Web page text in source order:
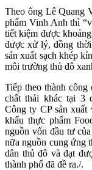
Theo ông Lê Quang
phẩm Vinh Anh thì
tiết kiệm được
được xử lý, đồng
sản xuất sạch khép
môi trường thủ đô
Tiếp theo thành
chất thải khác tại 3
Công ty CP sản
khẩu thực phẩm
nguồn vốn đầu tư
nữa nguồn cung ứng
dân thủ đô và đạt
thành phố đã đề ra./.